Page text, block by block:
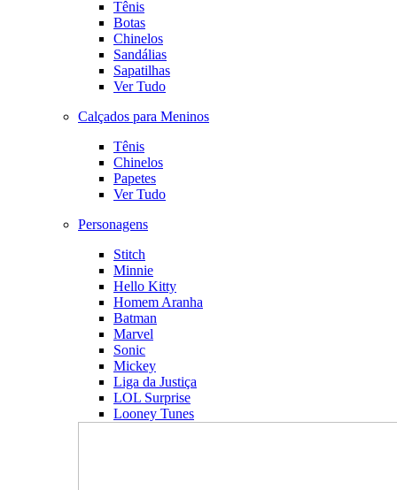
Tênis
Botas
Chinelos
Sandálias
Sapatilhas
Ver Tudo
Calçados para Meninos
Tênis
Chinelos
Papetes
Ver Tudo
Personagens
Stitch
Minnie
Hello Kitty
Homem Aranha
Batman
Marvel
Sonic
Mickey
Liga da Justiça
LOL Surprise
Looney Tunes